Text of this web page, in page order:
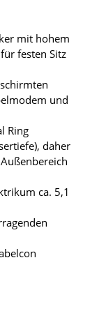
mit hohem
festen Sitz
und
Ring
daher
ca. 5,1